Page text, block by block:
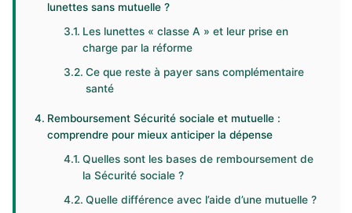
lunettes sans mutuelle ?
Les lunettes « classe A » et leur prise en
charge par la réforme
Ce que reste à payer sans complémentaire
santé
Remboursement Sécurité sociale et mutuelle :
comprendre pour mieux anticiper la dépense
Quelles sont les bases de remboursement de
la Sécurité sociale ?
Quelle différence avec l’aide d’une mutuelle ?